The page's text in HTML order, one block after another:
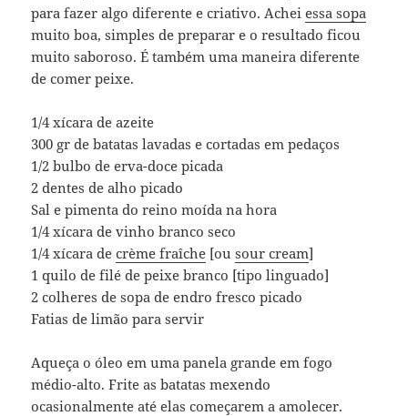
para fazer algo diferente e criativo. Acheiessa sopa
muito boa, simples de preparar e o resultado ficou
muito saboroso. É também uma maneira diferente
de comer peixe.
1/4 xícara de azeite
300 gr de batatas lavadas e cortadas em pedaços
1/2 bulbo de erva-doce picada
2 dentes de alho picado
Sal e pimenta do reino moída na hora
1/4 xícara de vinho branco seco
1/4 xícara decrème fraîche [ousour cream]
1 quilo de filé de peixe branco [tipo linguado]
2 colheres de sopa de endro fresco picado
Fatias de limão para servir
Aqueça o óleo em uma panela grande em fogo
médio-alto. Frite as batatas mexendo
ocasionalmente até elas começarem a amolecer.